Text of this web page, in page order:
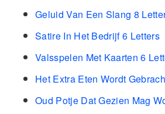
Geluid Van Een Slang 8
Satire In Het Bedrijf 6 Letters
Valsspelen Met Kaarten 6
Het Extra Eten Wordt
Oud Potje Dat Gezien Mag